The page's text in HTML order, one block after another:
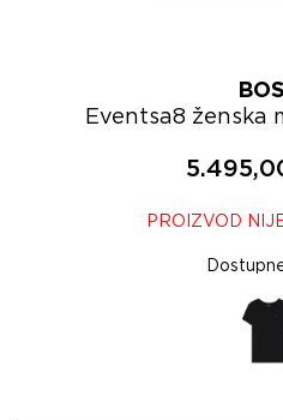
Eventsa8 ženska
PROIZVOD